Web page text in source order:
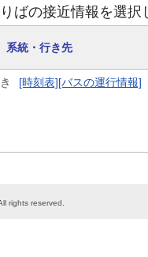
ばの接近情報を選択
系統・行き先
[時刻表][バスの運行情報]
rights reserved.